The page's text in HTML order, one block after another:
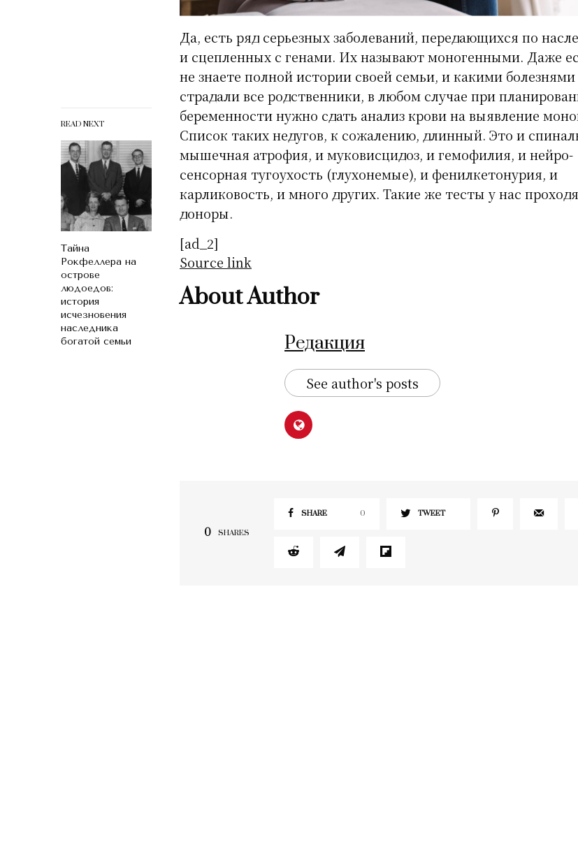
READ NEXT
Тайна
Рокфеллера на
острове
людоедов:
история
исчезновения
наследника
богатой семьи
Да, есть ряд серьезных заболеваний, передающихся по
и сцепленных с генами. Их называют моногенными. Даже
не знаете полной истории своей семьи, и какими болезнями
страдали все родственники, в любом случае при
беременности нужно сдать анализ крови на выявление
Список таких недугов, к сожалению, длинный. Это и
мышечная атрофия, и муковисцидоз, и гемофилия, и нейро-
сенсорная тугоухость (глухонемые), и фенилкетонурия, и
карликовость, и много других. Такие же тесты у нас
доноры.
[ad_2]
Source link
About Author
Редакция
See author's posts
0 SHARES
SHARE 0 TWEET